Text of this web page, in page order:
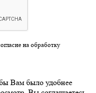
на обработку
Вам было удобнее